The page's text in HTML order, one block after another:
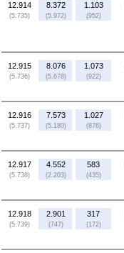
12.914
(5.735)
8.372
(5.972)
1.103
(952)
12.915
(5.736)
8.076
(5.678)
1.073
(922)
12.916
(5.737)
7.573
(5.180)
1.027
(876)
12.917
(5.738)
4.552
(2.203)
583
(435)
12.918
(5.739)
2.901
(747)
317
(172)